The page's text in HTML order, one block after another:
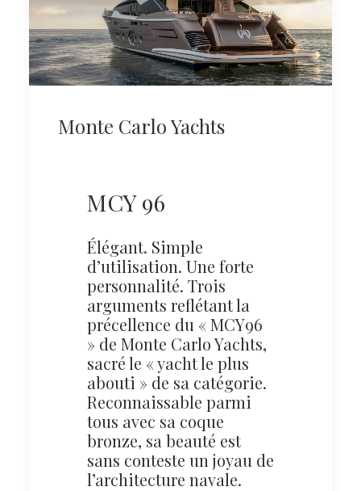
Monte Carlo Yachts
MCY 96
Élégant. Simple
d’utilisation. Une forte
personnalité. Trois
arguments reflétant la
précellence du « MCY96
» de Monte Carlo Yachts,
sacré le « yacht le plus
abouti » de sa catégorie.
Reconnaissable parmi
tous avec sa coque
bronze, sa beauté est
sans conteste un joyau de
l’architecture navale.